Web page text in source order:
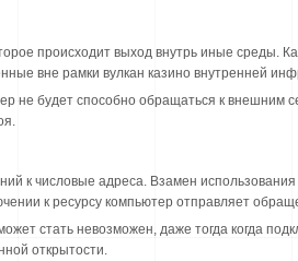
происходит выход внутрь иные среды.
вне рамки вулкан казино внутренней
не будет способно обращаться к внешним
к числовые адреса. Взамен
к ресурсу компьютер отправляет
стать невозможен, даже тогда когда
открытости.